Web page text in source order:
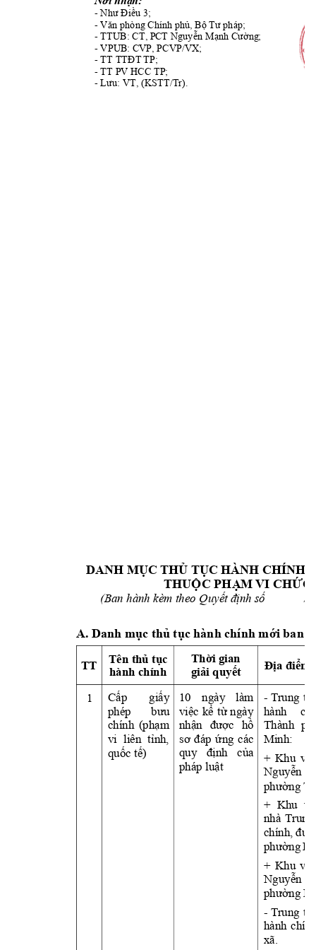
- Như Điều 3;
- Văn phòng Chính phủ, Bộ Tư pháp;
- TTUB: CT, PCT Nguyễn Mạnh Cường;
- VPUB: CVP, PCVP/VX;
- TT TTĐTTP;
- TT PV HCC TP;
- Lưu: VT, (KSTT/Tr).
DANH MỤC THỦ TỤC HÀNH CHÍNH
THUỘC PHẠM VI CHỨC
(Ban hành kèm theo Quyết định số             /
A. Danh mục thủ tục hành chính mới ban h
TT
Tên thủ tục
hành chính
Thời gian
giải quyết
Địa điểm
1 Cấp giấy
phép
bưu
chính (phạm
vi liên tỉnh,
quốc tế)
10 ngày
làm
việc kể từ ngày
nhận được
hồ
sơ đáp ứng các
quy
định của
pháp luật
- Trung
hành
Thành
Minh:
+ Khu
Nguyễn
phường
+ Khu
nhà Trung
chính,
phường
+ Khu
Nguyễn
phường
- Trung
hành
xã.